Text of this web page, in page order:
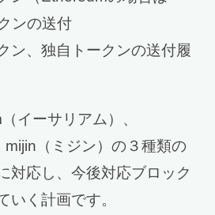
ンの送付
ン、独自トークンの送付履
イーサリアム）、
（ミジン）の３種類の
対応し、今後対応ブロック
いく計画です。